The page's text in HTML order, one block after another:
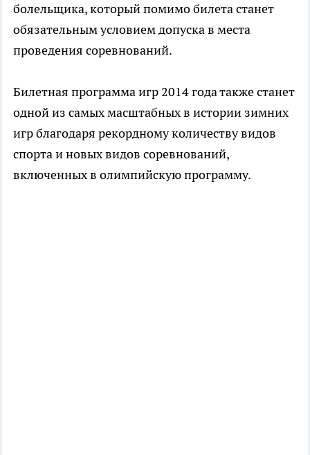
болельщика, который помимо билета станет
обязательным условием допуска в места
проведения соревнований.
Билетная программа игр 2014 года также станет
одной из самых масштабных в истории зимних
игр благодаря рекордному количеству видов
спорта и новых видов соревнований,
включенных в олимпийскую программу.